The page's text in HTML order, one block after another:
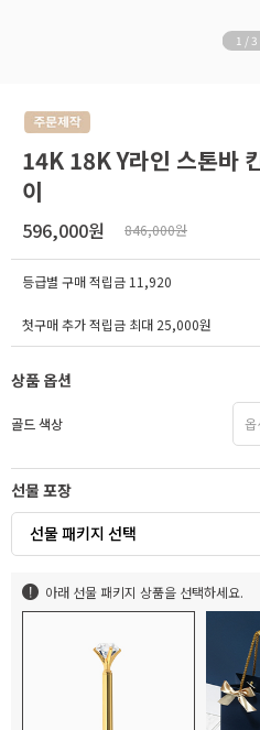
1 / 3
14K 18K Y라인 스톤바
이
596,000원 846,000원
등급별 구매 적립금 11,920
첫구매 추가 적립금 최대 25,000원
상품 옵션
골드 색상
선물 포장
선물 패키지 선택
아래 선물 패키지 상품을 선택하세요.